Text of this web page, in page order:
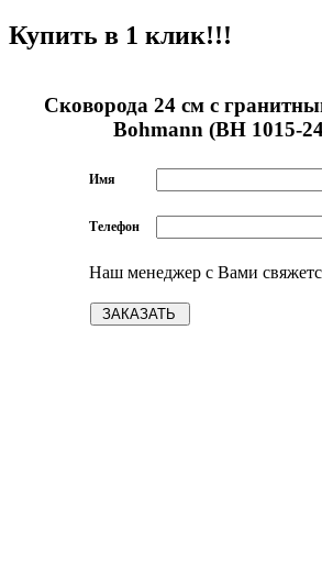
Купить в 1 клик!!!
Сковорода 24 см с
Bohmann (BH 1015-
Имя
Телефон
Наш менеджер с Вами